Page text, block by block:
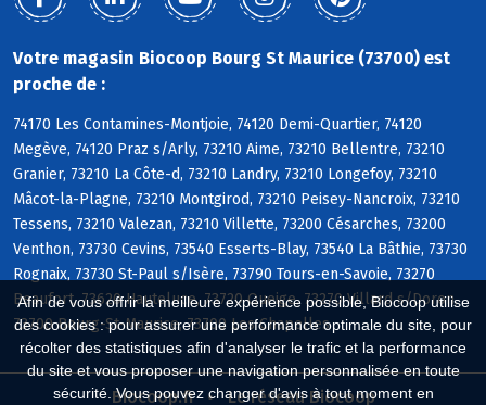
Afin de vous offrir la meilleure expérience possible, Biocoop utilise
des cookies : pour assurer une performance optimale du site, pour
récolter des statistiques afin d'analyser le trafic et la performance
du site et vous proposer une navigation personnalisée en toute
sécurité. Vous pouvez changer d'avis à tout moment en
Votre magasin Biocoop Bourg St Maurice (73700) est
proche de :
74170 Les Contamines-Montjoie, 74120 Demi-Quartier, 74120
Megève, 74120 Praz s/Arly, 73210 Aime, 73210 Bellentre, 73210
Granier, 73210 La Côte-d, 73210 Landry, 73210 Longefoy, 73210
Mâcot-la-Plagne, 73210 Montgirod, 73210 Peisey-Nancroix, 73210
Tessens, 73210 Valezan, 73210 Villette, 73200 Césarches, 73200
Venthon, 73730 Cevins, 73540 Esserts-Blay, 73540 La Bâthie, 73730
Rognaix, 73730 St-Paul s/Isère, 73790 Tours-en-Savoie, 73270
Beaufort, 73620 Hauteluce, 73720 Queige, 73270 Villard s/Doron,
73700 Bourg-St-Maurice, 73700 Les Chapelles
Biocoop.fr Le réseau Biocoop